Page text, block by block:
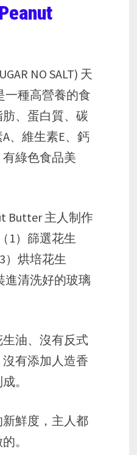
NO SALT) 天
一種高營養的食
、蛋白質、碳
、維生素E、鈣
綠色食品美
Butter 主人制作
1）篩選花生
）烘培花生
進清洗好的玻璃
油、沒有反式
有添加人造香
。
鮮度，主人都
。